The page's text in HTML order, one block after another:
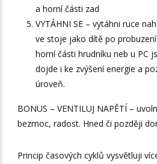
a horní části zad
VYTÁHNI SE – vytáhni ruce
ve stoje jako dítě po
horní části hrudníku neb u PC
dojde i ke zvýšení energie a
úroveň.
BONUS – VENTILUJ NAPĚTÍ –
bezmoc, radost. Hned či později
Princip časových cyklů vysvětluji